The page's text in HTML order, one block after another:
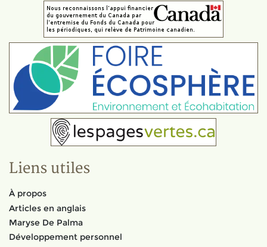
Liens utiles
À propos
Articles en anglais
Maryse De Palma
Développement personnel